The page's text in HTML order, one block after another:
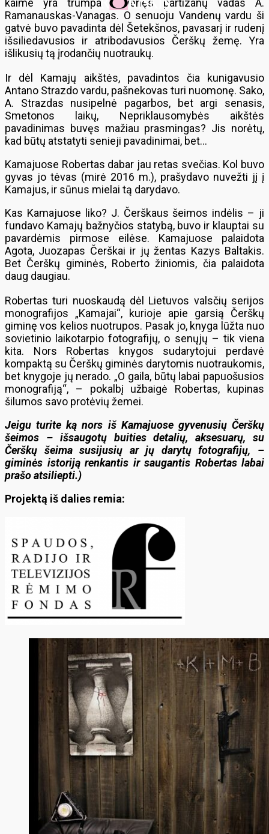
kaime yra trumpai gyvenęs partizanų vadas A.
Ramanauskas-Vanagas. O senuoju Vandenų vardu ši
gatvė buvo pavadinta dėl Šetekšnos, pavasarį ir rudenį
išsiliedavusios ir atribodavusios Čerškų žemę. Yra
išlikusių tą įrodančių nuotraukų.
Ir dėl Kamajų aikštės, pavadintos čia kunigavusio
Antano Strazdo vardu, pašnekovas turi nuomonę. Sako,
A. Strazdas nusipelnė pagarbos, bet argi senasis,
Smetonos laikų, Nepriklausomybės aikštės
pavadinimas buvęs mažiau prasmingas? Jis norėtų,
kad būtų atstatyti senieji pavadinimai, bet…
Kamajuose Robertas dabar jau retas svečias. Kol buvo
gyvas jo tėvas (mirė 2016 m.), prašydavo nuvežti jį į
Kamajus, ir sūnus mielai tą darydavo.
Kas Kamajuose liko? J. Čerškaus šeimos indėlis – ji
fundavo Kamajų bažnyčios statybą, buvo ir klauptai su
pavardėmis pirmose eilėse. Kamajuose palaidota
Agota, Juozapas Čerškai ir jų žentas Kazys Baltakis.
Bet Čerškų giminės, Roberto žiniomis, čia palaidota
daug daugiau.
Robertas turi nuoskaudą dėl Lietuvos valsčių serijos
monografijos „Kamajai“, kurioje apie garsią Čerškų
giminę vos kelios nuotrupos. Pasak jo, knyga lūžta nuo
sovietinio laikotarpio fotografijų, o senųjų – tik viena
kita. Nors Robertas knygos sudarytojui perdavė
kompaktą su Čerškų giminės darytomis nuotraukomis,
bet knygoje jų nerado. „O gaila, būtų labai papuošusios
monografiją“, – pokalbį užbaigė Robertas, kupinas
šilumos savo protėvių žemei.
Jeigu turite ką nors iš Kamajuose gyvenusių Čerškų
šeimos – išsaugotų buities detalių, aksesuarų, su
Čerškų šeima susijusių ar jų darytų fotografijų, –
giminės istoriją renkantis ir saugantis Robertas labai
prašo atsiliepti.)
Projektą iš dalies remia: